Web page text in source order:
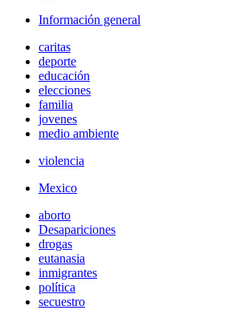
Información general
caritas
deporte
educación
elecciones
familia
jovenes
medio ambiente
violencia
Mexico
aborto
Desapariciones
drogas
eutanasia
inmigrantes
política
secuestro